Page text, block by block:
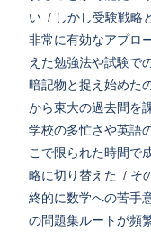
い / しかし受験戦略
非常に有効なアプロ
えた勉強法や試験で
暗記物と捉え始めた
から東大の過去問を
学校の多忙さや英語
こで限られた時間で
略に切り替えた / そ
終的に数学への苦手
の問題集ルートが頻